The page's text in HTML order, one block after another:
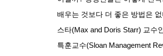
배우는 것보다 더 좋은 방법은
스타(Max and Doris Starr) 교수
특훈교수(Sloan Management